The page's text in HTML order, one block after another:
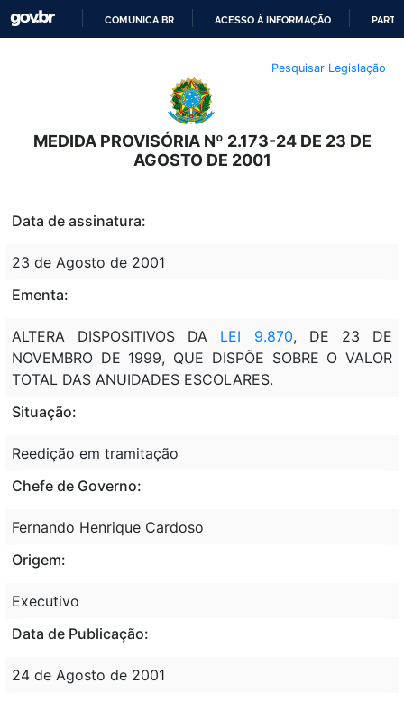
O
CONTEÚDO
COMUNICA BR ACESSO À INFORMAÇÃO
Pesquisar Legislação
MEDIDA PROVISÓRIA Nº 2.173-24 DE 23 DE
AGOSTO DE 2001
Data de assinatura:
23 de Agosto de 2001
Ementa:
ALTERA DISPOSITIVOS DA LEI 9.870, DE 23 DE
NOVEMBRO DE 1999, QUE DISPÕE SOBRE O VALOR
TOTAL DAS ANUIDADES ESCOLARES.
Situação:
Reedição em tramitação
Chefe de Governo:
Fernando Henrique Cardoso
Origem:
Executivo
Data de Publicação:
24 de Agosto de 2001